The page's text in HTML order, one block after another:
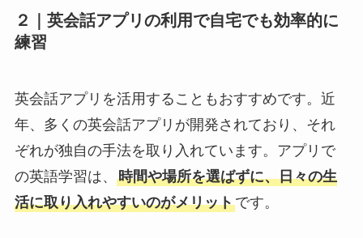
２｜ 英会話アプリの利用で自宅でも効率的に
練習
英会話アプリを活用することもおすすめです。近
年、多くの英会話アプリが開発されており、それ
ぞれが独自の手法を取り入れています。アプリで
の英語学習は、 時間や場所を選ばずに、日々の生
活に取り入れやすいのがメリットです。